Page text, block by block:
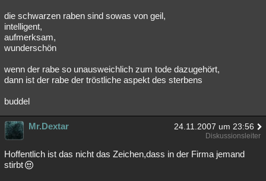
die schwarzen raben sind sowas von geil,
intelligent,
aufmerksam,
wunderschön
wenn der rabe so unausweichlich zum tode dazugehört,
dann ist der rabe der tröstliche aspekt des sterbens
buddel
Mr.Dextar 24.11.2007 um 23:56
Diskussionsleiter
Hoffentlich ist das nicht das Zeichen,dass in der Firma jemand
stirbt